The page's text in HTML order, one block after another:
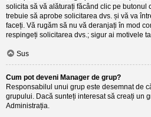
solicita să vă alăturați făcând clic pe butonul
trebuie să aprobe solicitarea dvs. și vă va
faceți. Vă rugăm să nu vă deranjați în mod
respingeți solicitarea dvs.; sigur ai motivele
Sus
Cum pot deveni Manager de grup?
Responsabilul unui grup este desemnat de
grupului. Dacă sunteți interesat să creați un
Administrația.